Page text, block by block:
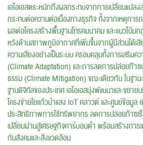
เอไอเอสตระหนักถึงผลกระทบจากการเปลี่ยนแป
กระทบต่อความต่อเนื่องทางธุรกิจ ทั้งจากเหตุก
ผลต่อโครงสร้างพื้นฐานโทรคมนาคม และแนวโน้ม
หวังด้านสภาพภูมิอากาศที่เพิ่มขึ้นจากผู้มีส่วนได้เ
ความเสี่ยงอย่างเป็นระบบ ครอบคลุมทั้งการเสริมค
(Climate Adaptation) และการลดการปล่อยก๊าซ
ธรรม (Climate Mitigation) ขณะเดียวกัน ในฐาน
ฐานดิจิทัลของประเทศ เอไอเอสมุ่งพัฒนาและขยายบ
โครงข่ายใยแก้วนำแสง IoT คลาวด์ และศูนย์ข้อมู
ประสิทธิภาพการใช้ทรัพยากร ลดการปล่อยก๊าซเรื
เปลี่ยนผ่านสู่เศรษฐกิจคาร์บอนต่ำ พร้อมสร้างการ
กับสังคมและสิ่งแวดล้อม